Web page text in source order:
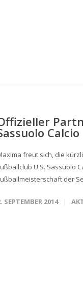
Calcio
freut sich, die
U.S. Sassuolo
der
SEPTEMBER 2014